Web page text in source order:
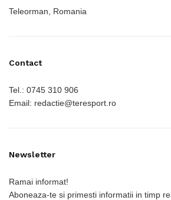
Teleorman, Romania
Contact
Tel.: 0745 310 906
Email: redactie@teresport.ro
Newsletter
Ramai informat!
Aboneaza-te si primesti informatii in timp